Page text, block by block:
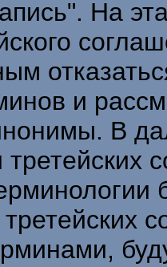
На
и
В
третейских